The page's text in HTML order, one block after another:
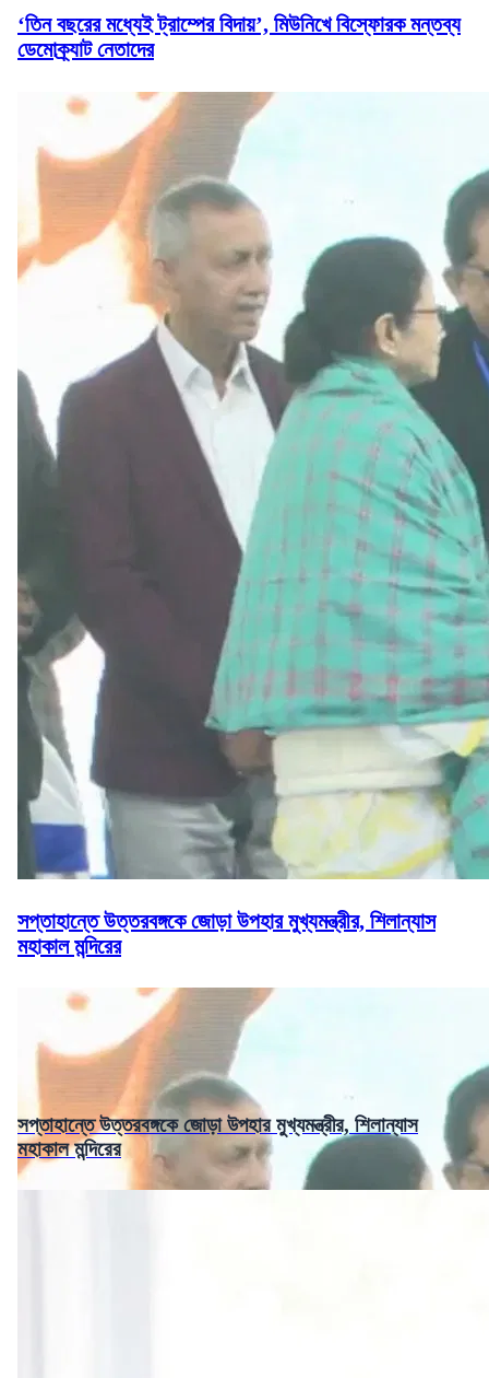
‘তিন বছরের মধ্যেই ট্রাম্পের বিদায়’, মিউনিখে বিস্ফোরক মন্তব্য
ডেমোক্র্যাট নেতাদের
সপ্তাহান্তে উত্তরবঙ্গকে জোড়া উপহার মুখ্যমন্ত্রীর, শিলান্যাস
মহাকাল মন্দিরের
সপ্তাহান্তে উত্তরবঙ্গকে জোড়া উপহার মুখ্যমন্ত্রীর, শিলান্যাস
মহাকাল মন্দিরের